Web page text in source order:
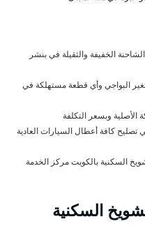
الخفيفة والثقيلة في بنشر
البواجي وأي قطعة مستهلكة في
وبسعر التكلفة
هذا المجال منذ أكثر من 20 عام في تصليح كافة أعطال السيارات العادية
السكنية بالكويت مركز الخدمة
السكنية